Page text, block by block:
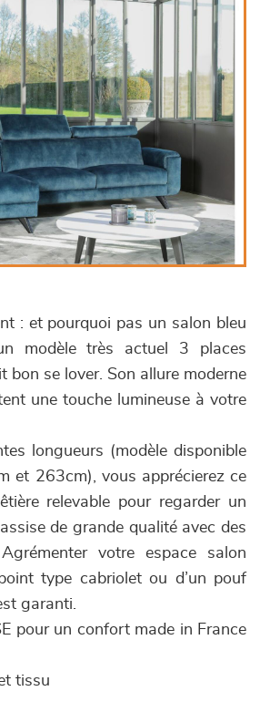
: et pourquoi pas un salon bleu
modèle très actuel 3 places
bon se lover. Son allure moderne
une touche lumineuse à votre
longueurs (modèle disponible
et 263cm), vous apprécierez ce
relevable pour regarder un
de grande qualité avec des
votre espace salon
type cabriolet ou d’un pouf
garanti.
pour un confort made in France
tissu